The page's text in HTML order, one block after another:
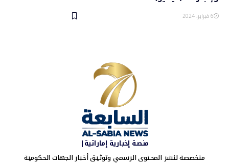
6 فبراير، 2024
منصة إخبارية إماراتية|
متخصصة لنشر المحتوى الرسمي وتوثيق أخبار الجهات الحكومية